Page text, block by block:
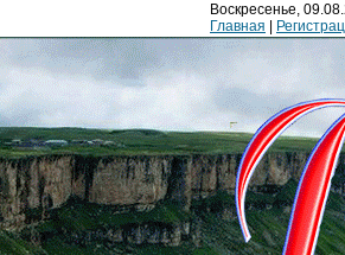
Воскресенье,
Главная